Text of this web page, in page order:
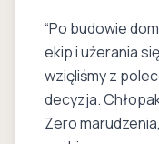
“Po budowie
ekip i użerania
wzięliśmy z
decyzja.
Zero